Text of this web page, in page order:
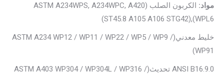
مواد:
الكربون الصلب (ASTM A234WPS, A234WPC, A420
WPL6),(ST45.8 A105 A106 STG42)
خليط معدني(ASTM A234 WP12 / WP11 / WP22 / WP5 / WP9 /
WP91)
ANSI B16.9.0 تحديث(ASTM A403 WP304 / WP304L / WP316 /